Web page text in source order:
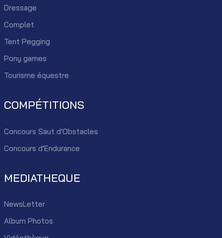
Dressage
Complet
Tent Pegging
Pony games
Tourisme équestre
COMPÉTITIONS
Concours Saut d'Obstacles
Concours d'Endurance
MEDIATHEQUE
NewsLetter
Album Photos